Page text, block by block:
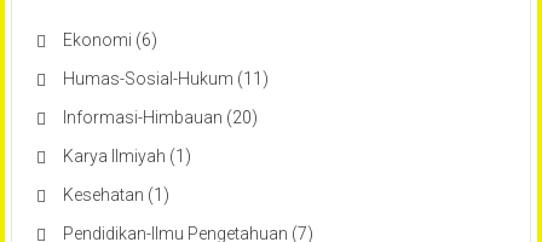
Ekonomi (6)
Humas-Sosial-Hukum (11)
Informasi-Himbauan (20)
Karya Ilmiyah (1)
Kesehatan (1)
Pendidikan-Ilmu Pengetahuan (7)